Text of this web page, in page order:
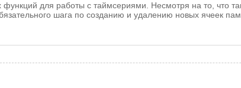
для работы с таймсериями. Несмотря на то, что
шага по созданию и удалению новых ячеек